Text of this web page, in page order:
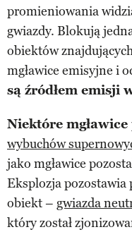
promieniowania
gwiazdy. Blokują
obiektów
mgławice emisyjne i
są źródłem emisji
Niektóre
wybuchów
jako mgławice
Eksplozja pozostawia
obiekt – gwiazda
który został